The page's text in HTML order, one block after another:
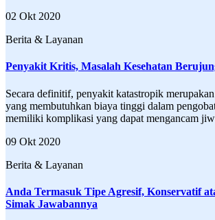
02 Okt 2020
Berita & Layanan
Penyakit Kritis, Masalah Kesehatan
Secara definitif, penyakit katastropik
yang membutuhkan biaya tinggi dalam
memiliki komplikasi yang dapat mengancam
09 Okt 2020
Berita & Layanan
Anda Termasuk Tipe Agresif, Konservatif
Simak Jawabannya